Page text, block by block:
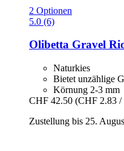
2 Optionen
5.0 (6)
Olibetta Gravel
Naturkies
Bietet unzählige
Körnung 2-3 mm
CHF 42.50 (CHF 2.83 /
Zustellung bis 25.